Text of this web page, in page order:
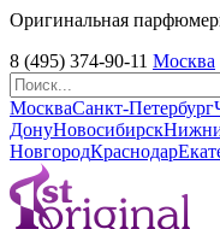
Оригинальная
8 (495) 374-90-11 Москва
МоскваСанкт-Петербург
ДонуНовосибирск
НовгородКраснодар